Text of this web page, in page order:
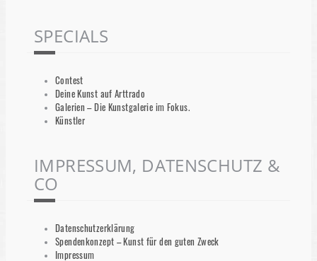
SPECIALS
Contest
Deine Kunst auf Arttrado
Galerien – Die Kunstgalerie im Fokus.
Künstler
IMPRESSUM, DATENSCHUTZ &
CO
Datenschutzerklärung
Spendenkonzept – Kunst für den guten Zweck
Impressum